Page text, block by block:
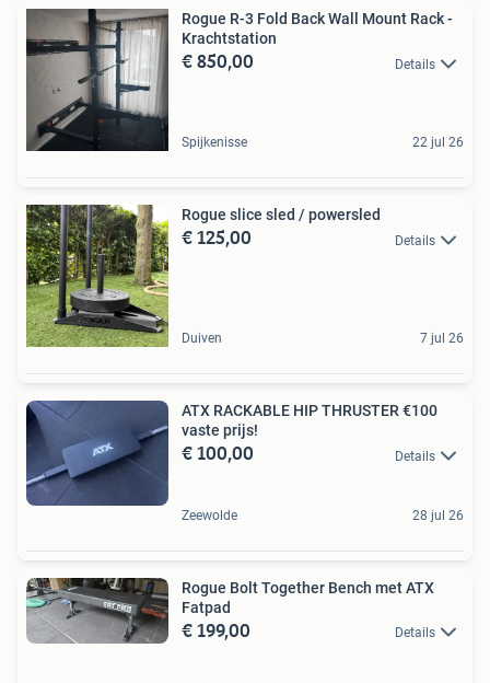
Rogue R-3 Fold Back Wall Mount Rack -
Krachtstation
€ 850,00 Details
Spijkenisse 22 jul 26
Rogue slice sled / powersled
€ 125,00 Details
Duiven 7 jul 26
ATX RACKABLE HIP THRUSTER €100
vaste prijs!
€ 100,00 Details
Zeewolde 28 jul 26
Rogue Bolt Together Bench met ATX
Fatpad
€ 199,00 Details